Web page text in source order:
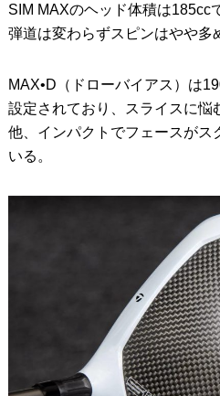
SIM MAXのヘッド体積は185cc
弾道は変わらずスピンはやや多
MAX•D（ドローバイアス）は
設定されており、スライスに悩
他、インパクトでフェースがス
いる。